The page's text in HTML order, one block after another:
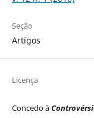
Seção
Artigos
Licença
Concedo à